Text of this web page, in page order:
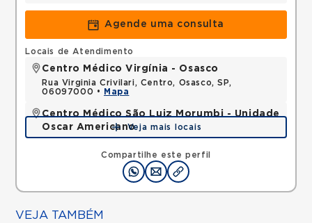
Agende uma consulta
Compartilhe este perfil
Locais de Atendimento
Centro Médico Virgínia - Osasco
Rua Virginia Crivilari, Centro, Osasco, SP,
06097000 •
Mapa
Centro Médico São Luiz Morumbi - Unidade
Oscar Americano
Rua Engenheiro Oscar Americano, Morumbi, Sao
Paulo, SP, 05673050 •
Mapa
Veja mais locais
VEJA TAMBÉM